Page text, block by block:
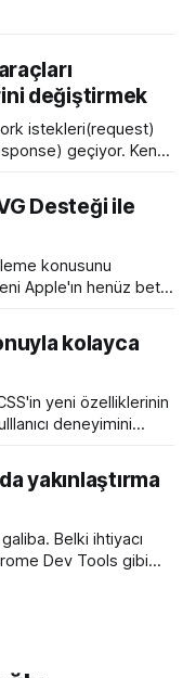
değiştirmek
istekleri(request)
geçiyor. Kendi
kütüphanelerle
yapmaya
sağlayan bir özellik.
Desteği ile
konusunu
Apple'ın henüz beta
fayda var. favicon,
ve yerimi kısmında
ikon dosyaları
kolayca
yeni özelliklerinin
deneyimini
özellikler. lightdark()
büyük sorun
ve düzenli hale
yakınlaştırma
Belki ihtiyacı
Dev Tools gibi
için Cmd + + and